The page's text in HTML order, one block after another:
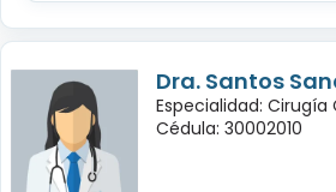
Dra. Santos
Especialidad:
Cédula: 30002010